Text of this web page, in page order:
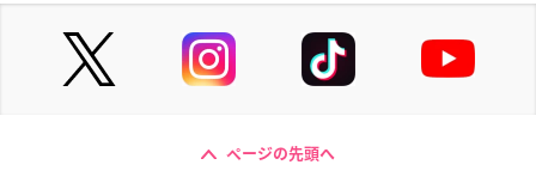
ページの先頭へ